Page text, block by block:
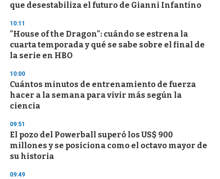
que desestabiliza el futuro de Gianni Infantino
10:11
"House of the Dragon": cuándo se estrena la
cuarta temporada y qué se sabe sobre el final de
la serie en HBO
10:00
Cuántos minutos de entrenamiento de fuerza
hacer a la semana para vivir más según la
ciencia
09:51
El pozo del Powerball superó los US$ 900
millones y se posiciona como el octavo mayor de
su historia
09:49